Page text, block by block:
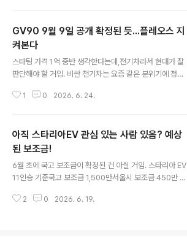
바로 날벼락"... 기아, PV7 탁송 중 크기 '유출' - 오토트리
뷴[오토트리뷴=김예준 기자] 기아가 오는 2027년 양산을
목표로 개발 중인 차세대 대형 PBV(목적 기반 차량) 'PV
7'의 테스트카가 실제 도로에서 포착되어 자www.autotri
GV90 9월 9일 공개 확정된 듯...플레오스 지
켜본다
스타팅 가격 1억 중반 생각한다는데,전기차라서 현대가 잘
판단해야 할 거임. 비싼 전기차는 요즘 같은 분위기에 정말
는 큰 관심 없음. 플레오스 OS는 적용 확정이라는데,그 외
atoday.co.kr/kn/view.php?key=202606220100
07581 [단독] 제네시스 ‘GV90’ 9월 9일 출시 확정…‘럭
셔리 EV’ 시대 연다현대자동차그룹 프리미엄 브랜드 제네
시스의 플래그십 전기 SUV ‘GV90’이 오는 9월 9일 마침
내 베일을 벗는다. 현대차가 약 2조원을 투입해 건설한 울
산 전기차 전용공장의 첫 생산 모델이자,..
1 0 2026. 6. 24.
아직 스타리아EV 관심 있는 사람 있음? 예상
된 보조금!
6월 초에 국고 보조금이 확정된 건 아실 거임. 스타리아 EV
11인승 기준국고 보조금 1,500만서울시 보조금 450만 총
진은 6인승 보조금이 진짜... 게다가 주행가능거리가 너무
2 0 2026. 6. 19.